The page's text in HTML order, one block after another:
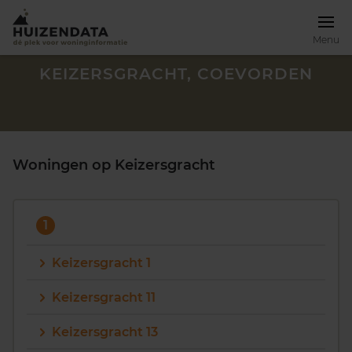
Menu
KEIZERSGRACHT, COEVORDEN
Woningen op Keizersgracht
1
Keizersgracht 1
Keizersgracht 11
Keizersgracht 13